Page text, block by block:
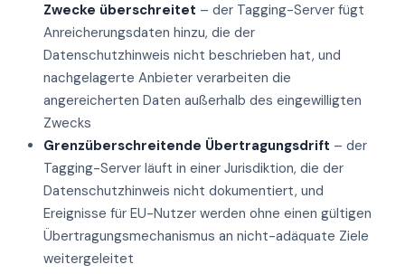
Zwecke überschreitet – der Tagging-Server fügt
Anreicherungsdaten hinzu, die der
Datenschutzhinweis nicht beschrieben hat, und
nachgelagerte Anbieter verarbeiten die
angereicherten Daten außerhalb des eingewilligten
Zwecks
Grenzüberschreitende Übertragungsdrift – der
Tagging-Server läuft in einer Jurisdiktion, die der
Datenschutzhinweis nicht dokumentiert, und
Ereignisse für EU-Nutzer werden ohne einen gültigen
Übertragungsmechanismus an nicht-adäquate Ziele
weitergeleitet